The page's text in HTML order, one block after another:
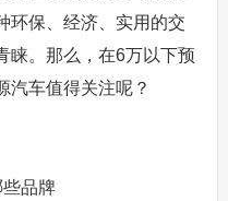
环保、经济、实用的交
睐。那么，在6万以下预
汽车值得关注呢？